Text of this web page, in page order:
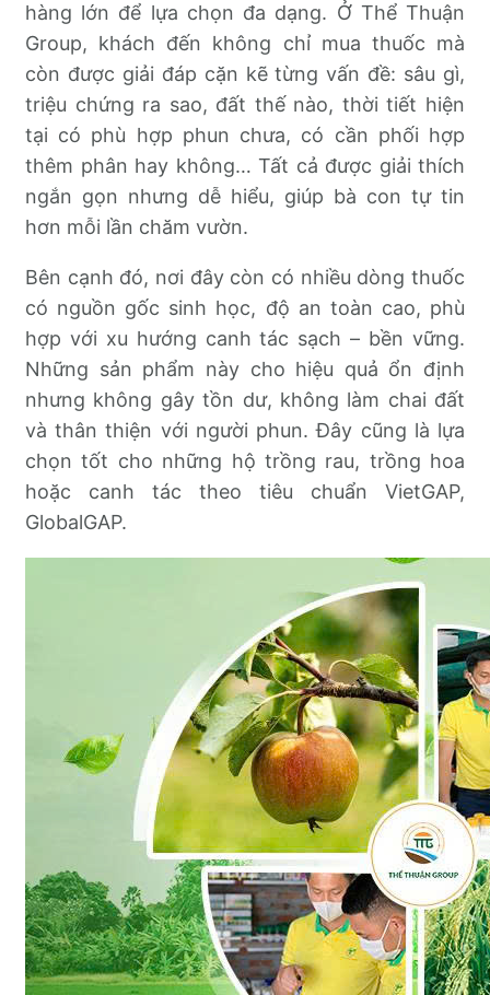
hàng lớn để lựa chọn đa dạng. Ở Thể Thuận
Group, khách đến không chỉ mua thuốc mà
còn được giải đáp cặn kẽ từng vấn đề: sâu gì,
triệu chứng ra sao, đất thế nào, thời tiết hiện
tại có phù hợp phun chưa, có cần phối hợp
thêm phân hay không… Tất cả được giải thích
ngắn gọn nhưng dễ hiểu, giúp bà con tự tin
hơn mỗi lần chăm vườn.
Bên cạnh đó, nơi đây còn có nhiều dòng thuốc
có nguồn gốc sinh học, độ an toàn cao, phù
hợp với xu hướng canh tác sạch – bền vững.
Những sản phẩm này cho hiệu quả ổn định
nhưng không gây tồn dư, không làm chai đất
và thân thiện với người phun. Đây cũng là lựa
chọn tốt cho những hộ trồng rau, trồng hoa
hoặc canh tác theo tiêu chuẩn VietGAP,
GlobalGAP.